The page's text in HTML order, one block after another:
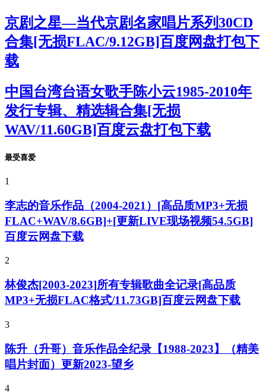
京剧之星—当代京剧名家唱片系列30CD
合集[无损FLAC/9.12GB]百度网盘打包下
载
中国台湾台语女歌手陈小云1985-2010年
发行专辑、精选辑合集[无损
WAV/11.60GB]百度云盘打包下载
最受喜爱
1
李志的音乐作品（2004-2021）[高品质MP3+无损
FLAC+WAV/8.6GB]+[更新LIVE现场视频54.5GB]
百度云网盘下载
2
林俊杰[2003-2023]所有专辑歌曲全记录[高品质
MP3+无损FLAC格式/11.73GB]百度云网盘下载
3
陈升（升哥）音乐作品全纪录【1988-2023】（精美
唱片封面）更新2023-望乡
4